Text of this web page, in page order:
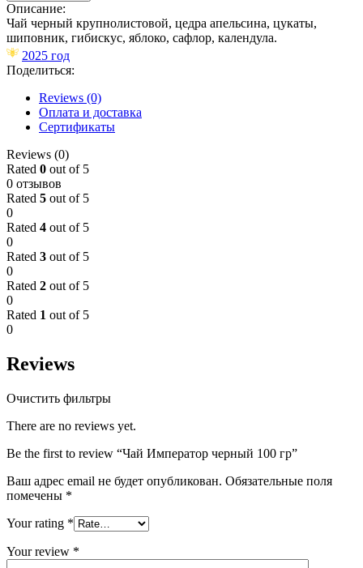
Описание:
Чай черный крупнолистовой, цедра апельсина, цукаты,
шиповник, гибискус, яблоко, сафлор, календула​​.​
2025 год
Поделиться:
Reviews (0)
Оплата и доставка
Сертификаты
Reviews (0)
Rated 0 out of 5
0 отзывов
Rated 5 out of 5
0
Rated 4 out of 5
0
Rated 3 out of 5
0
Rated 2 out of 5
0
Rated 1 out of 5
0
Reviews
Очистить фильтры
There are no reviews yet.
Be the first to review “Чай Император черный 100 гр”
Ваш адрес email не будет опубликован. Обязательные поля
помечены *
Your rating *
Your review *